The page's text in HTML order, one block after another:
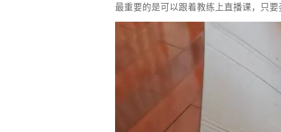
最重要的是可以跟着教练上直播课，只